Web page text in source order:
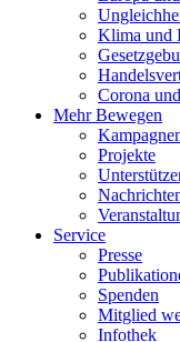
Klima und
Corona
Mehr Bewegen
Projekte
Service
Presse
Spenden
Mitglied
Infothek